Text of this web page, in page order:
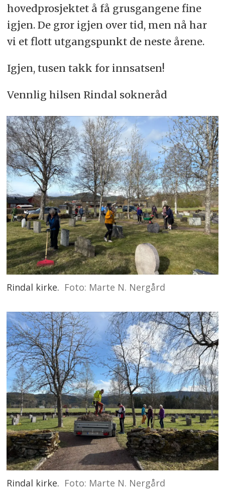
hovedprosjektet å få grusgangene fine
igjen. De gror igjen over tid, men nå har
vi et flott utgangspunkt de neste årene.
Igjen, tusen takk for innsatsen!
Vennlig hilsen Rindal sokneråd
Rindal kirke. Foto: Marte N. Nergård
Rindal kirke. Foto: Marte N. Nergård